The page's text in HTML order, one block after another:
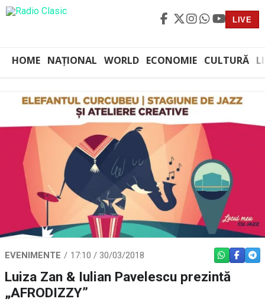
LIVE
HOME NAȚIONAL WORLD ECONOMIE CULTURĂ
EVENIMENTE 17:10 / 30/03/2018 WHATSAPP
Luiza Zan & Iulian Pavelescu prezintă
„AFRODIZZY”